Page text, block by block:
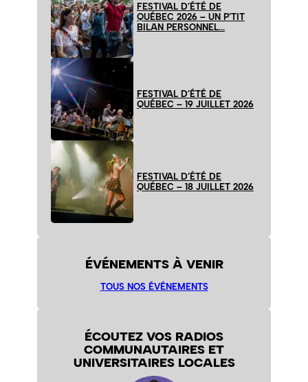
FESTIVAL D’ÉTÉ DE
QUÉBEC 2026 – UN P’TIT
BILAN PERSONNEL…
FESTIVAL D’ÉTÉ DE
QUÉBEC – 19 JUILLET 2026
FESTIVAL D’ÉTÉ DE
QUÉBEC – 18 JUILLET 2026
ÉVÉNEMENTS À VENIR
TOUS NOS ÉVÉNEMENTS
ÉCOUTEZ VOS RADIOS
COMMUNAUTAIRES ET
UNIVERSITAIRES LOCALES